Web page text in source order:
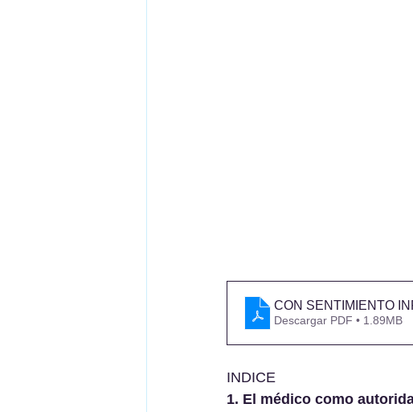
CON SENTIMIENTO
Descargar PDF • 1.89MB
INDICE
1. El médico como